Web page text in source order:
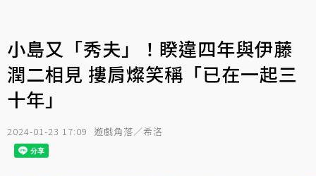
小島又「秀夫」！睽違四年與伊藤
潤二相見 摟肩燦笑稱「已在一起三
十年」
2024-01-23 17:09 遊戲角落／希洛